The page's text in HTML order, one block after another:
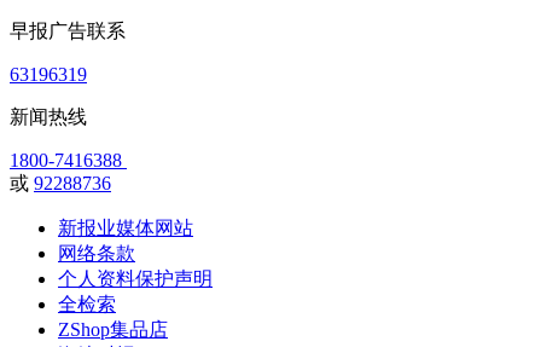
早报广告联系
63196319
新闻热线
1800-7416388
或 92288736
新报业媒体网站
网络条款
个人资料保护声明
全检索
ZShop集品店